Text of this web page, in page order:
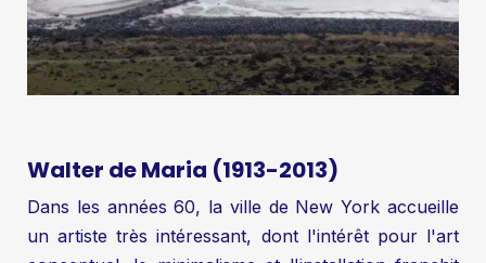
Walter de Maria (1913-2013)
Dans les années 60, la ville de New York accueille
un artiste très intéressant, dont l'intérêt pour l'art